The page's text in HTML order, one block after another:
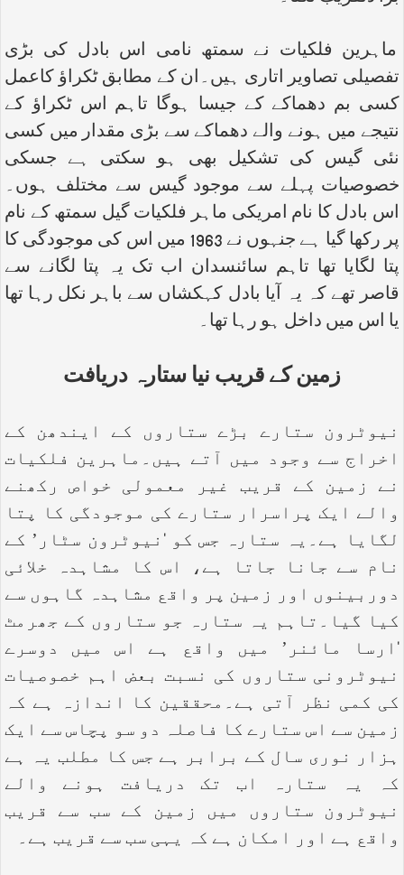
ماہرین فلکیات نے سمتھ نامی اس بادل کی بڑی
تفصیلی تصاویر اتاری ہیں۔ان کے مطابق ٹکراؤ کاعمل
کسی بم دھماکے کے جیسا ہوگا تاہم اس ٹکراؤ کے
نتیجے میں ہونے والے دھماکے سے بڑی مقدار میں کسی
نئی گیس کی تشکیل بھی ہو سکتی ہے جسکی
خصوصیات پہلے سے موجود گیس سے مختلف ہوں۔
اس بادل کا نام امریکی ماہر فلکیات گیل سمتھ کے نام
پر رکھا گیا ہے جنہوں نے 1963 میں اس کی موجودگی کا
پتا لگایا تھا تاہم سائنسدان اب تک یہ پتا لگانے سے
قاصر تھے کہ یہ آیا بادل کہکشاں سے باہر نکل رہا تھا
یا اس میں داخل ہو رہا تھا۔
زمین کے قریب نیا ستارہ دریافت
نیوٹرون ستارے بڑے ستاروں کے ایندھن کے
اخراج سے وجود میں آتے ہیں۔ماہرین فلکیات
نے زمین کے قریب غیر معمولی خواص رکھنے
والے ایک پراسرار ستارے کی موجودگی کا پتا
لگایا ہے۔یہ ستارہ جس کو ‘نیوٹرون سٹار’ کے
نام سے جانا جاتا ہے، اس کا مشاہدہ خلائی
دوربینوں اور زمین پر واقع مشاہدہ گاہوں سے
کیا گیا۔تاہم یہ ستارہ جو ستاروں کے جھرمٹ
‘ارسا مائنر’ میں واقع ہے اس میں دوسرے
نیوٹرونی ستاروں کی نسبت بعض اہم خصوصیات
کی کمی نظر آتی ہے۔محققین کا اندازہ ہے کہ
زمین سے اس ستارے کا فاصلہ دو سو پچاس سے ایک
ہزار نوری سال کے برابر ہے جس کا مطلب یہ ہے
کہ یہ ستارہ اب تک دریافت ہونے والے
نیوٹرون ستاروں میں زمین کے سب سے قریب
واقع ہے اور امکان ہے کہ یہی سب سے قریب ہے۔